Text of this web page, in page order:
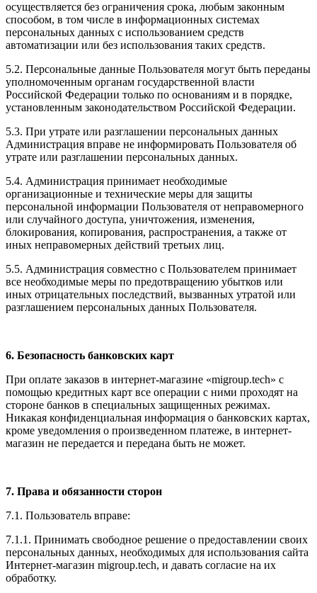
осуществляется без ограничения срока, любым законным
способом, в том числе в информационных системах
персональных данных с использованием средств
автоматизации или без использования таких средств.
5.2. Персональные данные Пользователя могут быть переданы
уполномоченным органам государственной власти
Российской Федерации только по основаниям и в порядке,
установленным законодательством Российской Федерации.
5.3. При утрате или разглашении персональных данных
Администрация вправе не информировать Пользователя об
утрате или разглашении персональных данных.
5.4. Администрация принимает необходимые
организационные и технические меры для защиты
персональной информации Пользователя от неправомерного
или случайного доступа, уничтожения, изменения,
блокирования, копирования, распространения, а также от
иных неправомерных действий третьих лиц.
5.5. Администрация совместно с Пользователем принимает
все необходимые меры по предотвращению убытков или
иных отрицательных последствий, вызванных утратой или
разглашением персональных данных Пользователя.
6. Безопасность банковских карт
При оплате заказов в интернет-магазине «migroup.tech» с
помощью кредитных карт все операции с ними проходят на
стороне банков в специальных защищенных режимах.
Никакая конфиденциальная информация о банковских картах,
кроме уведомления о произведенном платеже, в интернет-
магазин не передается и передана быть не может.
7. Права и обязанности сторон
7.1. Пользователь вправе:
7.1.1. Принимать свободное решение о предоставлении своих
персональных данных, необходимых для использования сайта
Интернет-магазин migroup.tech, и давать согласие на их
обработку.